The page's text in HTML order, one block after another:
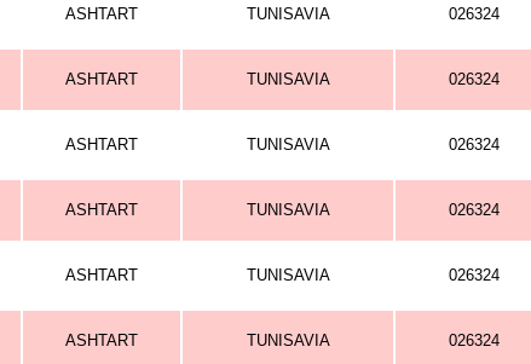
ASHTART TUNISAVIA 026324
ASHTART TUNISAVIA 026324
ASHTART TUNISAVIA 026324
ASHTART TUNISAVIA 026324
ASHTART TUNISAVIA 026324
ASHTART TUNISAVIA 026324